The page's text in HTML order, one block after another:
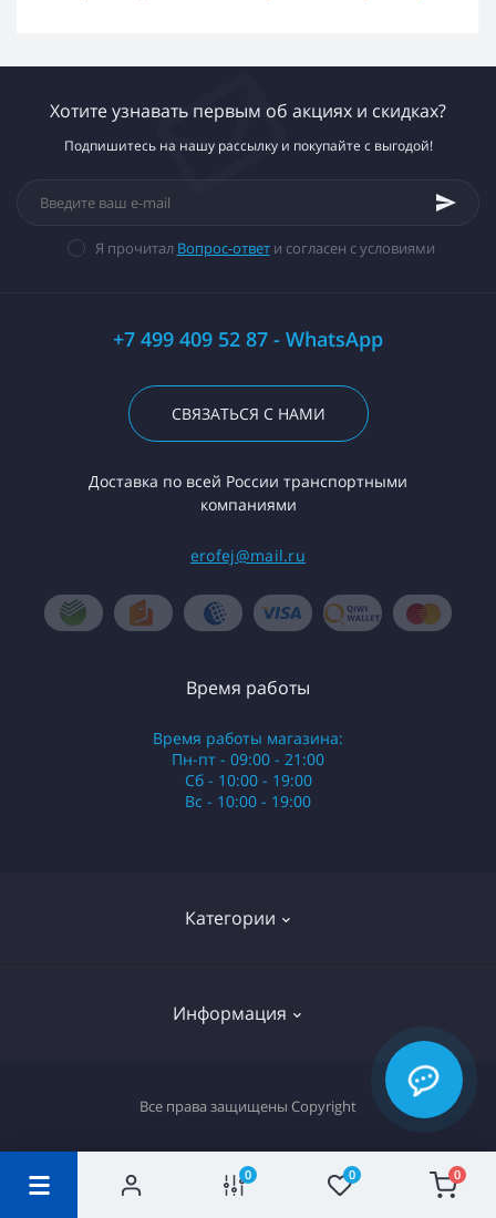
0 0 0
Хотите узнавать первым об акциях и скидках?
Подпишитесь на нашу рассылку и покупайте с выгодой!
Я прочитал Вопрос-ответи согласен с условиями
+7 499 409 52 87 - WhatsApp
СВЯЗАТЬСЯ С НАМИ
Доставка по всей России транспортными
компаниями
erofej@mail.ru
Категории
Российские сигареты
Информация
Вопрос-ответ
Время работы
Время работы магазина:
Пн-пт - 09:00 - 21:00
Сб - 10:00 - 19:00
Вс - 10:00 - 19:00
Все права защищены Copyright